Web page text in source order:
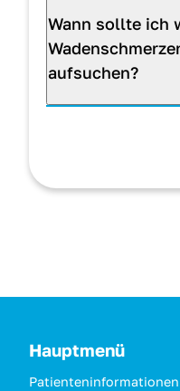
Wann sollte ich
aufsuchen?
Hauptmenü
Patienteninformationen